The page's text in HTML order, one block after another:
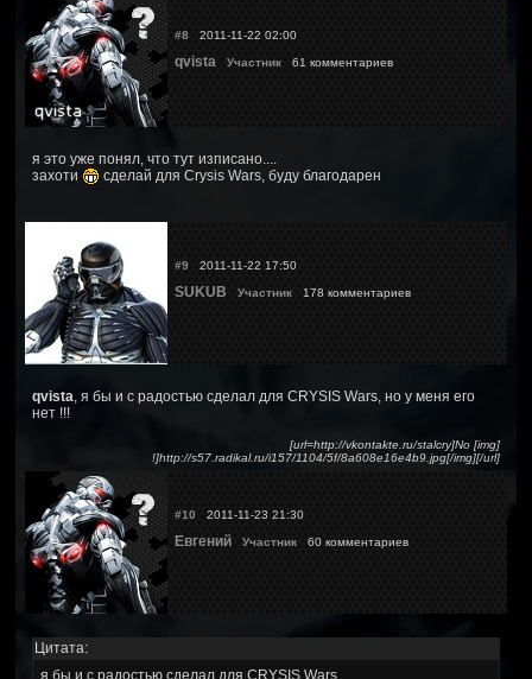
#8 2011-11-22 02:00
qvista Участник 61 комментариев
я это уже понял, что тут изписано....
захоти
сделай для Crysis Wars, буду благодарен
#9 2011-11-22 17:50
SUKUB Участник 178 комментариев
qvista , я бы и с радостью сделал для CRYSIS Wars, но у меня его
нет !!!
[url=http://vkontakte.ru/stalcry]No [img]
!]http://s57.radikal.ru/i157/1104/5f/8a608e16e4b9.jpg[/img][/url]
#10 2011-11-23 21:30
Евгений Участник 60 комментариев
Цитата:
я бы и с радостью сделал для CRYSIS Wars